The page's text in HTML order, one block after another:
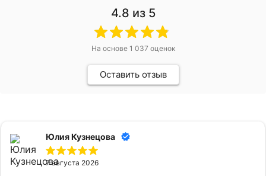
4.8 из 5
На основе 1 037 оценок
Оставить отзыв
Юлия Кузнецова
7 августа 2026